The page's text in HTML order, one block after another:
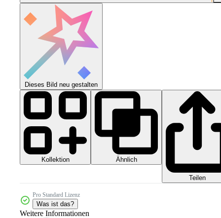
Dieses Bild neu gestalten
Kollektion Ähnlich
Teilen
Pro Standard Lizenz
Was ist das?
Weitere Informationen